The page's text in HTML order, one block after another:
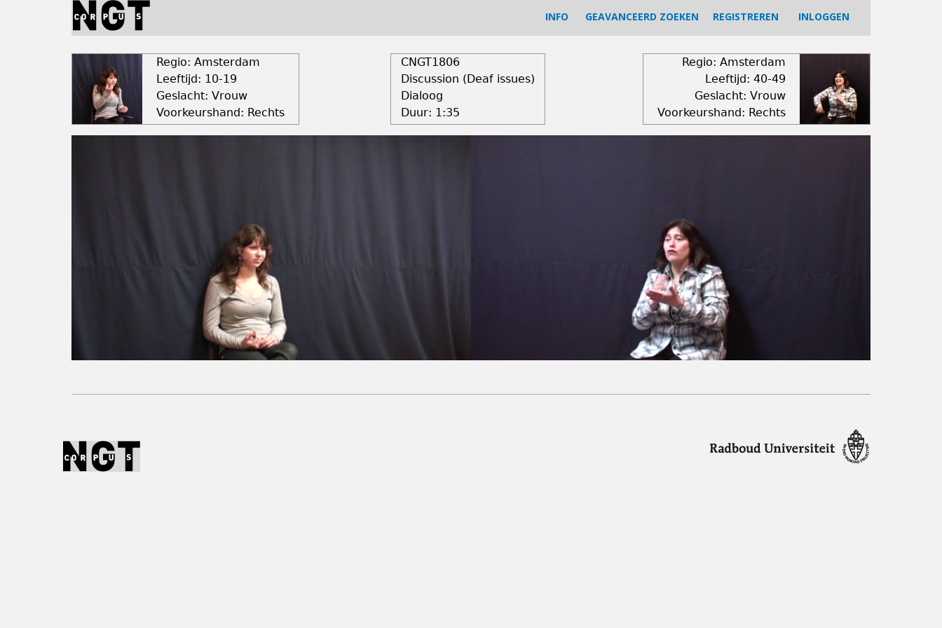
INFO GEAVANCEERD ZOEKEN REGISTREREN INLOGGEN
top
Regio: Amsterdam
Leeftijd: 10-19
Geslacht: Vrouw
Voorkeurshand: Rechts
CNGT1806
Discussion (Deaf issues)
Dialoog
Duur: 1:35
Regio: Amsterdam
Leeftijd: 40-49
Geslacht: Vrouw
Voorkeurshand: Rechts